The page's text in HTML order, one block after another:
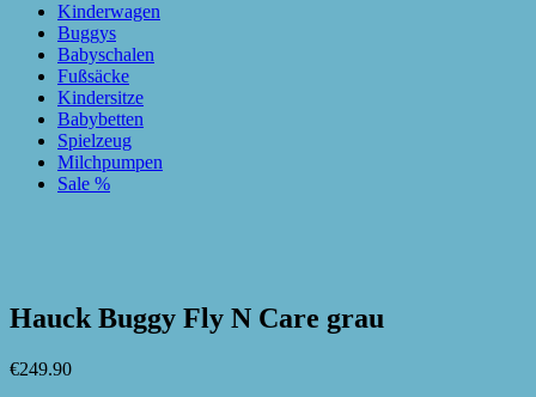
Kinderwagen
Buggys
Babyschalen
Fußsäcke
Kindersitze
Babybetten
Spielzeug
Milchpumpen
Sale %
Hauck Buggy Fly N Care grau
€249.90